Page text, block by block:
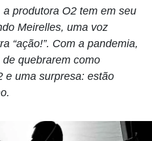
produtora O2 tem em seu
Meirelles, uma voz
“ação!”. Com a pandemia,
quebrarem como
e uma surpresa: estão